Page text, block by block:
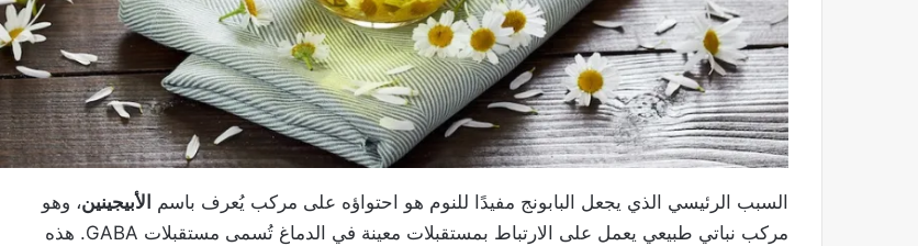
السبب الرئيسي الذي يجعل البابونج مفيدًا للنوم هو احتواؤه على مركب يُعرف باسم الأبيجينين، وهو
مركب نباتي طبيعي يعمل على الارتباط بمستقبلات معينة في الدماغ تُسمى مستقبلات GABA. هذه